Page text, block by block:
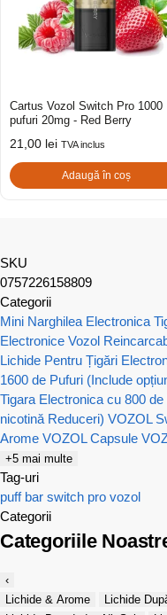
Cartus Vozol Switch Pro 1000
pufuri 20mg - Red Berry
21,00 lei TVA inclus
Adaugă în coș
SKU
0757226158809
Categorii
Mini Narghilea Electronica
Electronice Vozol
Lichide Pentru Țigări
1600 de Pufuri (Include
Tigara Electronica cu 800
nicotină Reduceri) VOZOL
Arome VOZOL Capsule
+5 mai multe
Tag-uri
puff bar switch pro vozol
Categorii
Categoriile
‹
Lichide & Arome
Lichide